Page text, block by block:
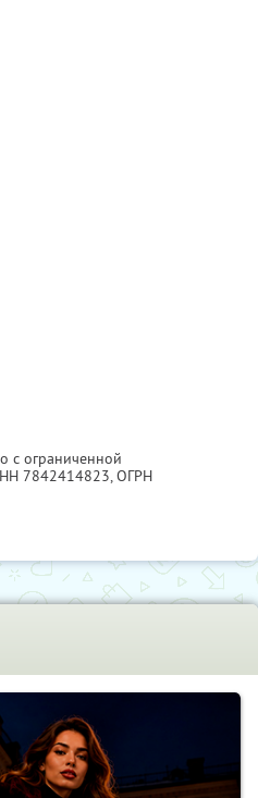
с ограниченной
7842414823, ОГРН